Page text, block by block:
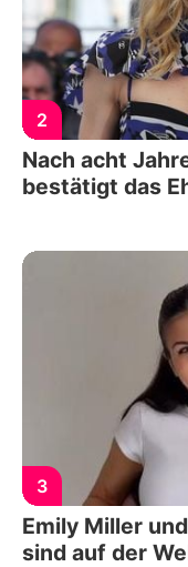
2
Nach acht
bestätigt das
3
Emily Miller
sind auf der